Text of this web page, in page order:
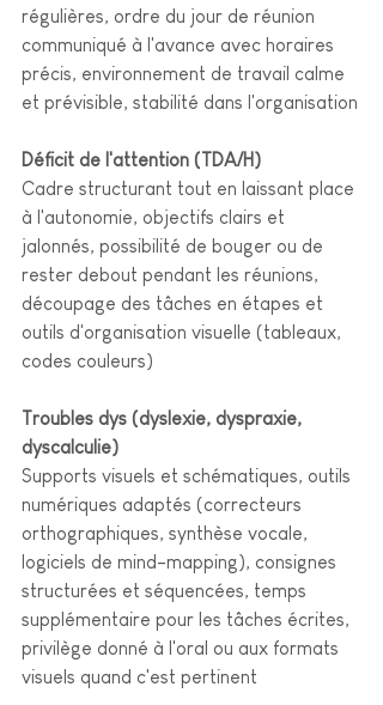
régulières, ordre du jour de réunion
communiqué à l'avance avec horaires
précis, environnement de travail calme
et prévisible, stabilité dans l'organisation
Déficit de l'attention (TDA/H)
Cadre structurant tout en laissant place
à l'autonomie, objectifs clairs et
jalonnés, possibilité de bouger ou de
rester debout pendant les réunions,
découpage des tâches en étapes et
outils d'organisation visuelle (tableaux,
codes couleurs)
Troubles dys (dyslexie, dyspraxie,
dyscalculie)
Supports visuels et schématiques, outils
numériques adaptés (correcteurs
orthographiques, synthèse vocale,
logiciels de mind-mapping), consignes
structurées et séquencées, temps
supplémentaire pour les tâches écrites,
privilège donné à l'oral ou aux formats
visuels quand c'est pertinent